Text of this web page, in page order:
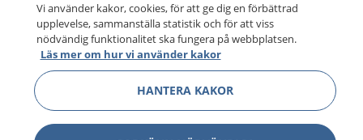
Vi använder kakor, cookies, för att ge dig en förbättrad
upplevelse, sammanställa statistik och för att viss
nödvändig funktionalitet ska fungera på webbplatsen.
Läs mer om hur vi använder kakor
HANTERA KAKOR